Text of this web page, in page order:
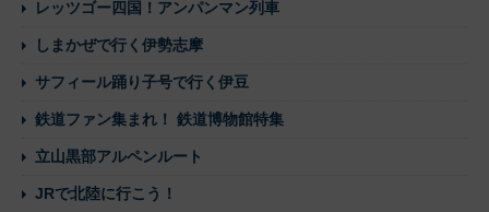
レッツゴー四国！アンパンマン列車
しまかぜで行く伊勢志摩
サフィール踊り子号で行く伊豆
鉄道ファン集まれ！ 鉄道博物館特集
立山黒部アルペンルート
JRで北陸に行こう！